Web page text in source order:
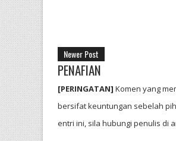
Newer Post
PENAFIAN
[PERINGATAN] Komen yang
bersifat keuntungan sebelah
entri ini, sila hubungi penulis di